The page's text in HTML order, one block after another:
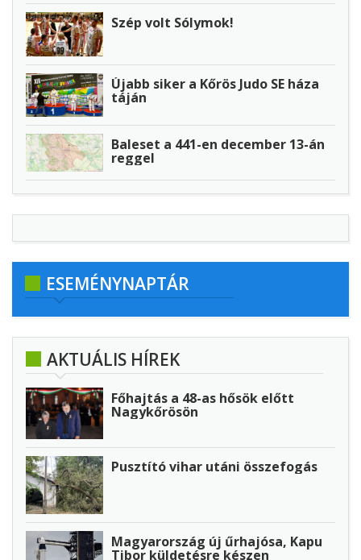
Szép volt Sólymok!
Újabb siker a Kőrös Judo SE háza
táján
Baleset a 441-en december 13-án
reggel
ESEMÉNYNAPTÁR
AKTUÁLIS HÍREK
Főhajtás a 48-as hősök előtt
Nagykőrösön
Pusztító vihar utáni összefogás
Magyarország új űrhajósa, Kapu
Tibor küldetésre készen